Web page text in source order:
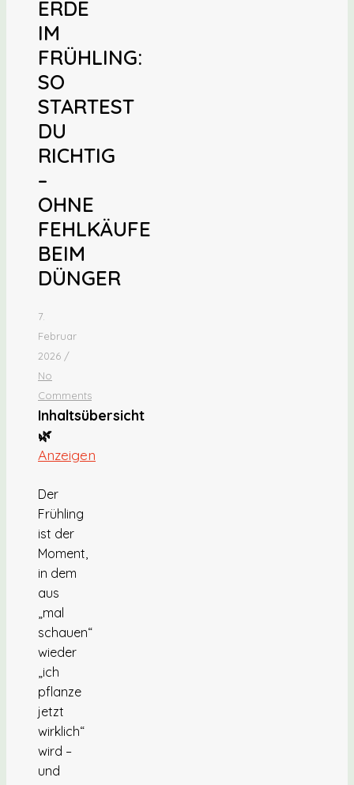
ERDE
IM
FRÜHLING:
SO
STARTEST
DU
RICHTIG
–
OHNE
FEHLKÄUFE
BEIM
DÜNGER
7.
Februar
2026 /
No
Comments
Inhaltsübersicht
🌿
Anzeigen
Der
Frühling
ist der
Moment,
in dem
aus
„mal
schauen“
wieder
„ich
pflanze
jetzt
wirklich“
wird –
und